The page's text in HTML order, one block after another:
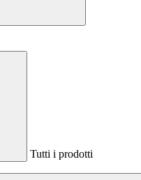
Tutti i prodotti